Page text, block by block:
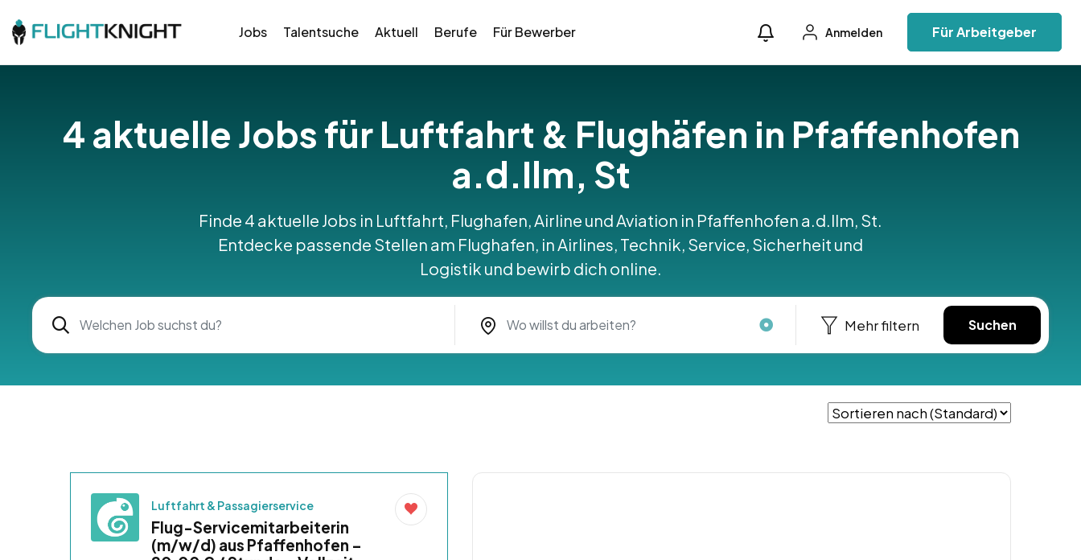
Jobs Talentsuche Aktuell Berufe Für Bewerber Anmelden Für Arbeitgeber
4 aktuelle Jobs für Luftfahrt & Flughäfen in Pfaffenhofen
a.d.Ilm, St
Finde 4 aktuelle Jobs in Luftfahrt, Flughafen, Airline und Aviation in Pfaffenhofen a.d.Ilm, St.
Entdecke passende Stellen am Flughafen, in Airlines, Technik, Service, Sicherheit und
Logistik und bewirb dich online.
Mehr filtern Suchen
Luftfahrt & Passagierservice
Flug-Servicemitarbeiterin
(m/w/d) aus Pfaffenhofen –